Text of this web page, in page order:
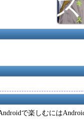
で楽しむには